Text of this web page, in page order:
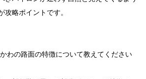
攻略ポイントです。
わの路面の特徴について教えてください